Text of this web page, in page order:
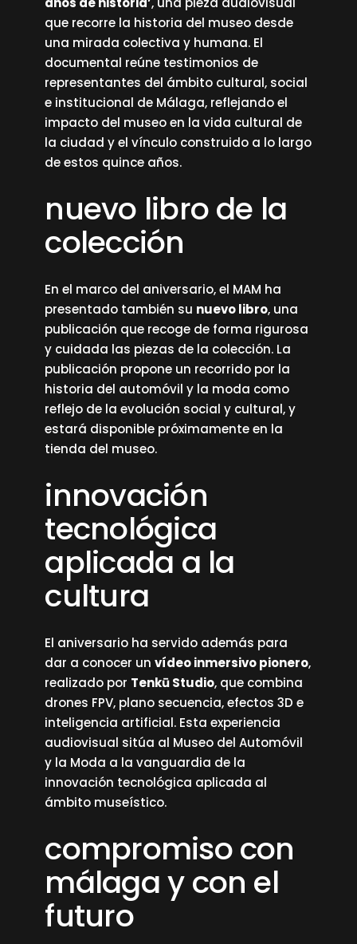
que recorre la historia del museo desde
una mirada colectiva y humana. El
documental reúne testimonios de
representantes del ámbito cultural, social
e institucional de Málaga, reflejando el
impacto del museo en la vida cultural de
la ciudad y el vínculo construido a lo largo
de estos quince años.
nuevo libro de la
colección
En el marco del aniversario, el MAM ha
presentado también su nuevo libro, una
publicación que recoge de forma rigurosa
y cuidada las piezas de la colección. La
publicación propone un recorrido por la
historia del automóvil y la moda como
reflejo de la evolución social y cultural, y
estará disponible próximamente en la
tienda del museo.
innovación
tecnológica
aplicada a la
cultura
El aniversario ha servido además para
dar a conocer unvídeo inmersivo pionero,
realizado por Tenkū Studio, que combina
drones FPV, plano secuencia, efectos 3D e
inteligencia artificial. Esta experiencia
audiovisual sitúa al Museo del Automóvil
y la Moda a la vanguardia de la
innovación tecnológica aplicada al
ámbito museístico.
compromiso con
málaga y con el
futuro